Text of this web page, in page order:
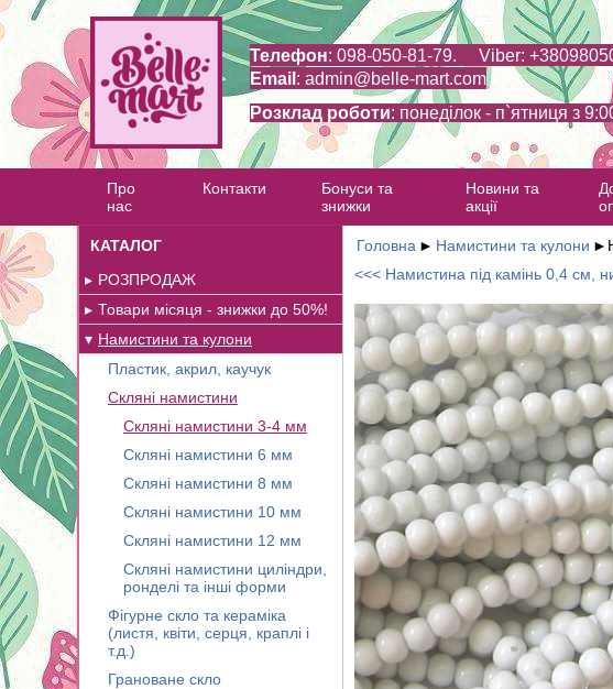
Телефон: 098-050-81-79. Viber:
Email : admin@belle-mart.com
Розклад роботи: понеділок - п`ятниця з
Про
нас
Контакти
Бонуси та
знижки
Новини та
акції
КАТАЛОГ
РОЗПРОДАЖ
Товари місяця - знижки до 50%!
Намистини та кулони
Пластик, акрил, каучук
Скляні намистини
Скляні намистини 3-4 мм
Скляні намистини 6 мм
Скляні намистини 8 мм
Скляні намистини 10 мм
Скляні намистини 12 мм
Скляні намистини циліндри,
ронделі та інші форми
Фігурне скло та кераміка
(листя, квіти, серця, краплі і
т.д.)
Грановане скло
Головна ► Намистини та кулони ►
<<< Намистина під камінь 0,4 см,